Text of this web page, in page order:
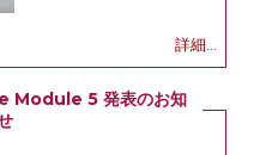
詳細...
5 発表のお知